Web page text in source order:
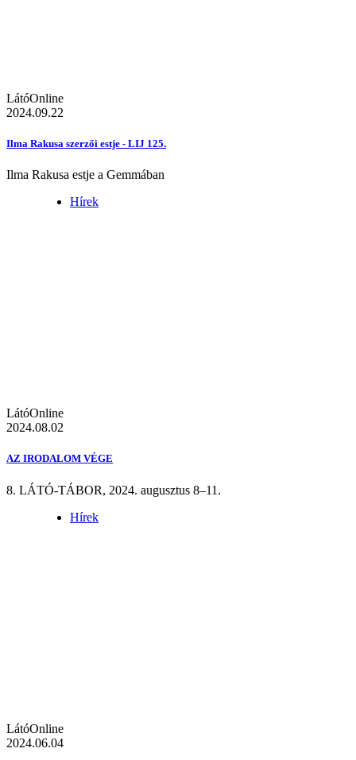
LátóOnline
2024.09.22
Ilma Rakusa szerzői estje - LIJ 125.
Ilma Rakusa estje a Gemmában
Hírek
LátóOnline
2024.08.02
AZ IRODALOM VÉGE
8. LÁTÓ-TÁBOR, 2024. augusztus 8–11.
Hírek
LátóOnline
2024.06.04